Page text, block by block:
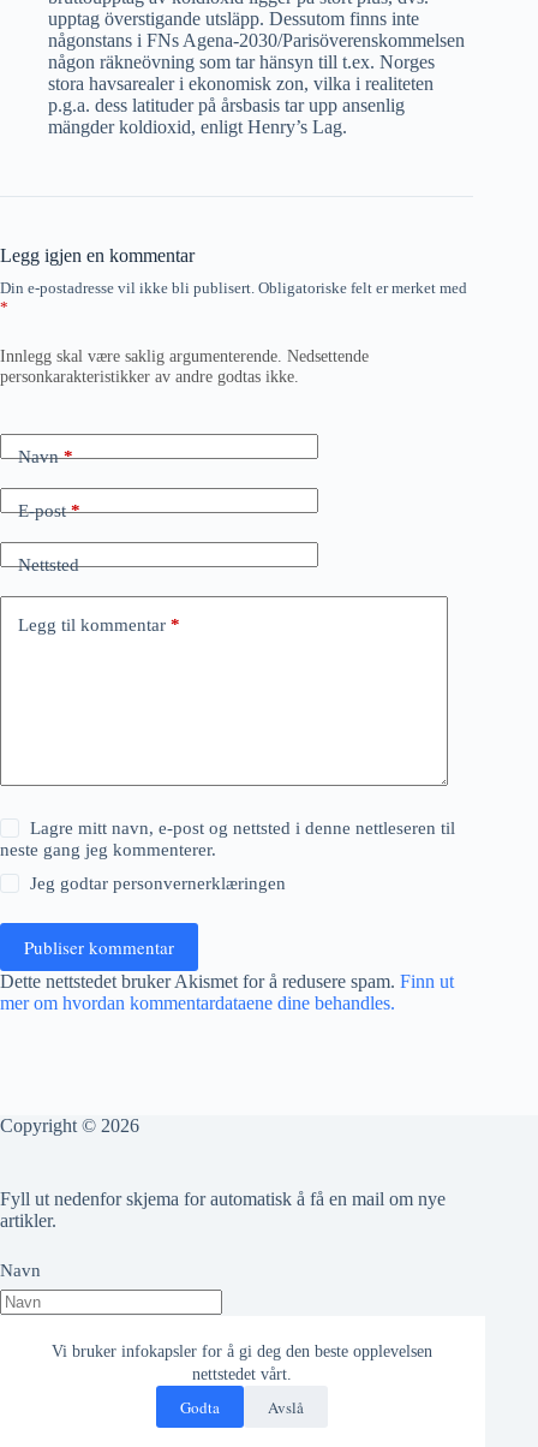
Vi bruker infokapsler for å gi deg den beste opplevelsen
nettstedet vårt.
Godta Avslå
upptag överstigande utsläpp. Dessutom finns inte
någonstans i FNs Agena-2030/Parisöverenskommelsen
någon räkneövning som tar hänsyn till t.ex. Norges
stora havsarealer i ekonomisk zon, vilka i realiteten
p.g.a. dess latituder på årsbasis tar upp ansenlig
mängder koldioxid, enligt Henry’s Lag.
Legg igjen en kommentar
Din e-postadresse vil ikke bli publisert. Obligatoriske felt er merket med
*
Innlegg skal være saklig argumenterende. Nedsettende
personkarakteristikker av andre godtas ikke.
Navn*
E-post*
Nettsted
Legg til kommentar *
Lagre mitt navn, e-post og nettsted i denne nettleseren til
neste gang jeg kommenterer.
Jeg godtarpersonvernerklæringen
Publiser kommentar
Dette nettstedet bruker Akismet for å redusere spam. Finn ut
mer om hvordan kommentardataene dine behandles.
Copyright © 2026
Fyll ut nedenfor skjema for automatisk å få en mail om nye
artikler.
Navn